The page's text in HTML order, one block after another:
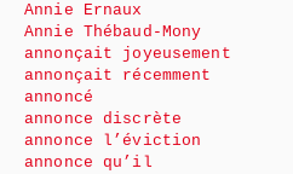
Annie Ernaux
Annie Thébaud-Mony
annonçait joyeusement
annonçait récemment
annoncé
annonce discrète
annonce l’éviction
annonce qu’il